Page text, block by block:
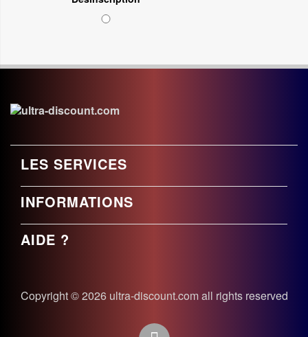
LES SERVICES
INFORMATIONS
AIDE ?
Copyright © 2026 ultra-discount.com all rights reserved